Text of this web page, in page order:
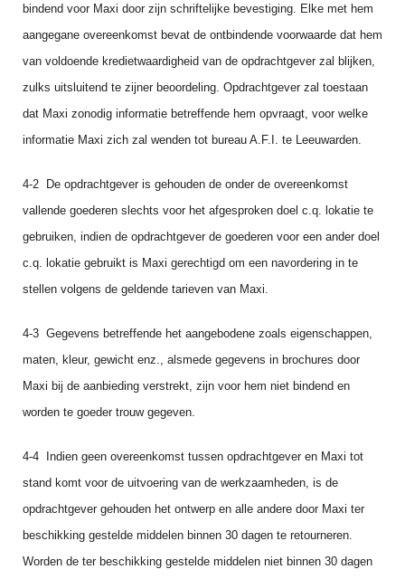
bindend voor Maxi door zijn schriftelijke bevestiging. Elke met hem
aangegane overeenkomst bevat de ontbindende voorwaar­de dat hem
van voldoende kredietwaardigheid van de opdrachtgever zal blijken,
zulks uitsluitend te zijner beoordeling. Opdrachtgever zal toestaan
dat Maxi zonodig informatie betreffende hem opvraagt, voor welke
informatie Maxi zich zal wenden tot bureau A.F.I. te Leeuwarden.
4‑2 De opdrachtgever is gehouden de onder de overeenkomst
vallende goederen slechts voor het afgesproken doel c.q. lokatie te
gebruiken, indien de opdrachtgever de goederen voor een ander doel
c.q. lokatie gebruikt is Maxi gerechtigd om een navordering in te
stellen volgens de geldende tarieven van Maxi.
4‑3 Gegevens betreffende het aangebodene zoals eigenschappen,
maten, kleur, gewicht enz., alsmede gegevens in brochures door
Maxi bij de aanbieding verstrekt, zijn voor hem niet bindend en
worden te goeder trouw gegeven.
4‑4 Indien geen overeenkomst tussen opdrachtgever en Maxi tot
stand komt voor de uitvoering van de werkzaamheden, is de
opdrachtgever gehouden het ontwerp en alle andere door Maxi ter
beschikking gestelde middelen binnen 30 dagen te retourneren.
Worden de ter beschikking gestelde middelen niet binnen 30 dagen